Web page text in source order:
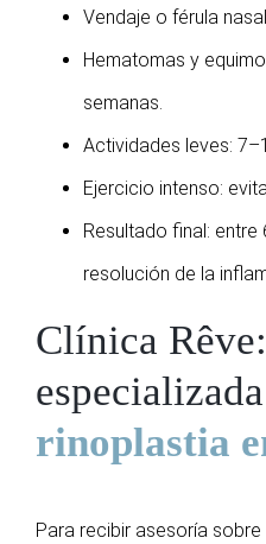
Vendaje o férula
Hematomas y
semanas.
Actividades leves:
Ejercicio intenso:
Resultado final:
resolución de la
Clínica
rinoplastia
Para recibir asesoría sobre